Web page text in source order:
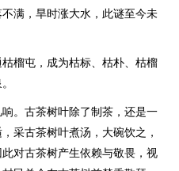
满，旱时涨大水，此谜至今未
榴屯，成为枯标、枯朴、枯榴
。古茶树叶除了制茶，还是一
采古茶树叶煮汤，大碗饮之，
对古茶树产生依赖与敬畏，视